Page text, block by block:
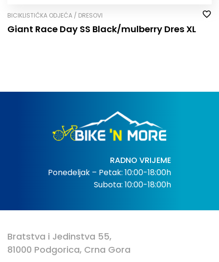
BICIKLISTIČKA ODJEĆA / DRESOVI
Giant Race Day SS Black/mulberry Dres XL
RADNO VRIJEME
Ponedeljak – Petak: 10:00-18:00h
Subota: 10:00-18:00h
Bratstva i Jedinstva 55,
81000 Podgorica, Crna Gora